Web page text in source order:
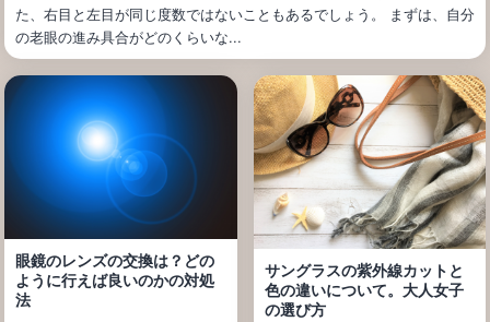
た、右目と左目が同じ度数ではないこともあるでしょう。 まずは、自分
の老眼の進み具合がどのくらいな...
眼鏡のレンズの交換は？どの
ように行えば良いのかの対処
法
サングラスの紫外線カットと
色の違いについて。大人女子
の選び方